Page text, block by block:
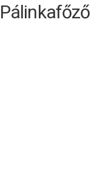
Pálinkafőző